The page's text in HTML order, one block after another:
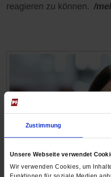
Zustimmung
Unsere Webseite verwendet
Wir verwenden Cookies, um
reagieren zu können. /